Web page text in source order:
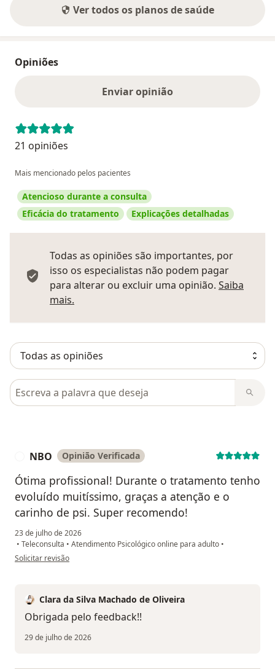
Ver todos os planos de saúde
Opiniões
Enviar opinião
21 opiniões
Mais mencionado pelos pacientes
Atencioso durante a consulta
Eficácia do tratamento
Explicações detalhadas
Todas as opiniões são importantes, por
isso os especialistas não podem pagar
para alterar ou excluir uma opinião. Saiba
mais.
Pesquisar em opiniões
NBO Opinião Verificada
Ótima profissional! Durante o tratamento tenho
evoluído muitíssimo, graças a atenção e o
carinho de psi. Super recomendo!
23 de julho de 2026
• Teleconsulta • Atendimento Psicológico online para adulto •
na opinião do utilizador NBO
Solicitar revisão
Clara da Silva Machado de Oliveira
Obrigada pelo feedback!!
29 de julho de 2026